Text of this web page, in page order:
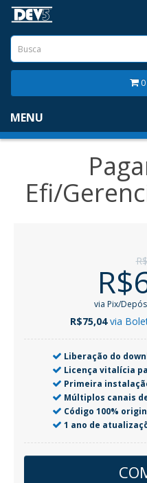
MENU
Efi/
via Pix/
R$75,04via
Liberação do
Licença vitalícia
Primeira
Múltiplos canais
Código 100%
1 ano de